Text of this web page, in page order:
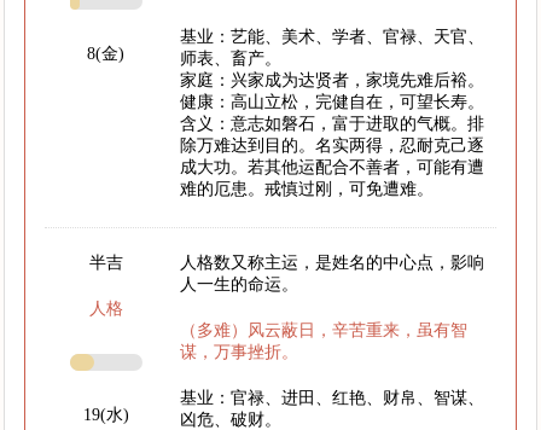
8(金)
基业：艺能、美术、学者、官禄、天官、
师表、畜产。
家庭：兴家成为达贤者，家境先难后裕。
健康：高山立松，完健自在，可望长寿。
含义：意志如磐石，富于进取的气概。排
除万难达到目的。名实两得，忍耐克己逐
成大功。若其他运配合不善者，可能有遭
难的厄患。戒慎过刚，可免遭难。
半吉
人格
19(水)
人格数又称主运，是姓名的中心点，影响
人一生的命运。
（多难）风云蔽日，辛苦重来，虽有智
谋，万事挫折。
基业：官禄、进田、红艳、财帛、智谋、
凶危、破财。